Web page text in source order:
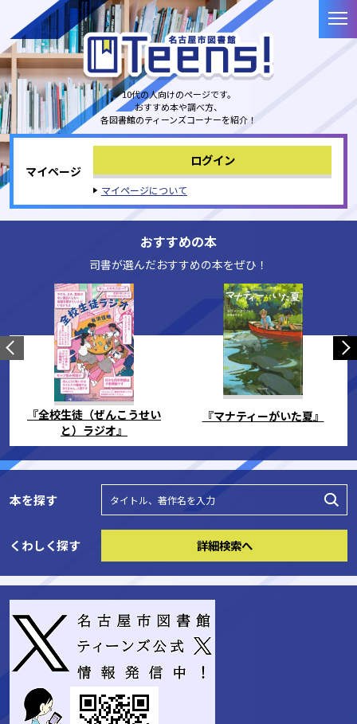
ページの先頭です。
本文へジャンプする。
メ
ここから本文です。
10代の人向けのページです。
おすすめ本や調べ方、
各図書館のティーンズコーナーを紹介！
マイページ
ログイン
マイページについて
おすすめの本
司書が選んだおすすめの本をぜひ！
『全校生徒（ぜんこうせい
と）ラジオ』
『マナティーがいた夏』
本を探す
くわしく探す 詳細検索へ